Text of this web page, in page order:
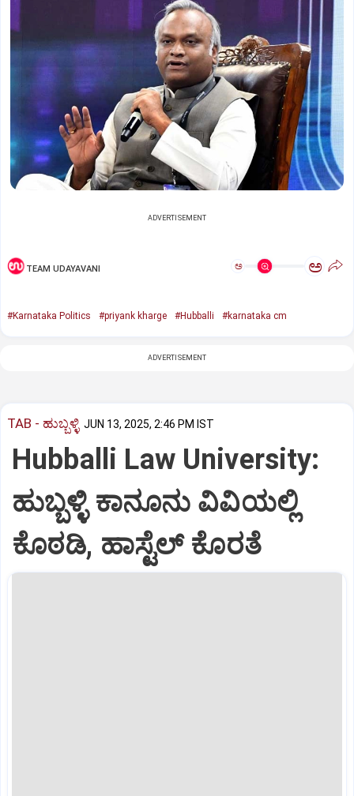
ADVERTISEMENT
TEAM UDAYAVANI ಅ ಅ
#Karnataka Politics #priyank kharge #Hubballi #karnataka cm
ADVERTISEMENT
TAB - ಹುಬ್ಬಳ್ಳಿ JUN 13, 2025, 2:46 PM IST
Hubballi Law University:
ಹುಬ್ಬಳ್ಳಿ ಕಾನೂನು ವಿವಿಯಲ್ಲಿ
ಕೊಠಡಿ, ಹಾಸ್ಟೆಲ್‌ ಕೊರತೆ